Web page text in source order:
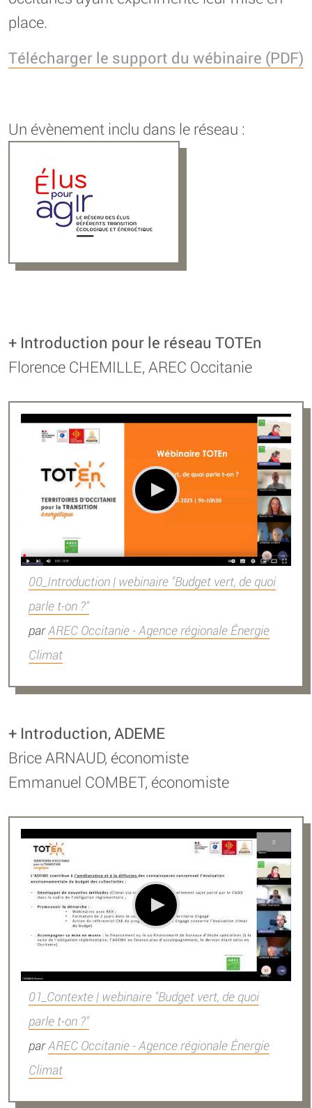
place.
Télécharger le support du wébinaire (PDF)
Un évènement inclu dans le réseau :
+ Introduction pour le réseau TOTEn
Florence CHEMILLE, AREC Occitanie
00_Introduction | webinaire "Budget vert, de quoi
parle t-on ?"
parAREC Occitanie - Agence régionale Énergie
Climat
+ Introduction, ADEME
Brice ARNAUD, économiste
Emmanuel COMBET, économiste
01_Contexte | webinaire "Budget vert, de quoi
parle t-on ?"
parAREC Occitanie - Agence régionale Énergie
Climat